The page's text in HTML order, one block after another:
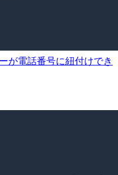
が電話番号に紐付けでき